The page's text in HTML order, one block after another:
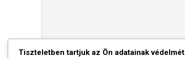
Tiszteletben tartjuk az Ön adatainak védelmét